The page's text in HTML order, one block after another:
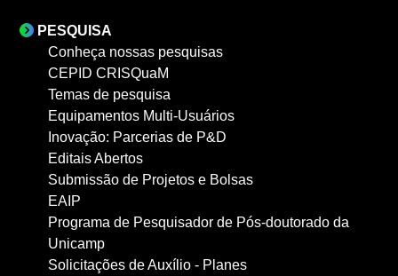
PESQUISA
Conheça nossas pesquisas
CEPID CRISQuaM
Temas de pesquisa
Equipamentos Multi-Usuários
Inovação: Parcerias de P&D
Editais Abertos
Submissão de Projetos e Bolsas
EAIP
Programa de Pesquisador de Pós-doutorado da
Unicamp
Solicitações de Auxílio - Planes